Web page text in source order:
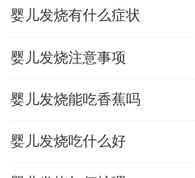
婴儿发烧有什么症状
婴儿发烧注意事项
婴儿发烧能吃香蕉吗
婴儿发烧吃什么好